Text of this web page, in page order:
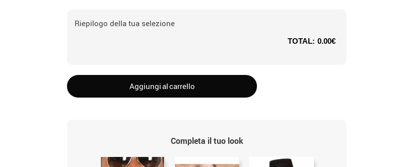
Riepilogo della tua selezione
TOTAL: 0.00€
Aggiungi al carrello
Completa il tuo look